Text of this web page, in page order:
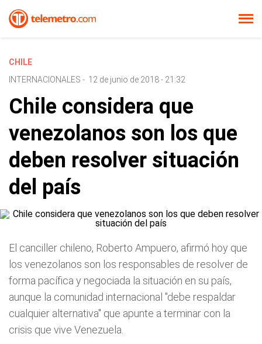
CHILE
INTERNACIONALES - 12 de junio de 2018 - 21:32
Chile considera que
venezolanos son los que
deben resolver situación
del país
El canciller chileno, Roberto Ampuero, afirmó hoy que
los venezolanos son los responsables de resolver de
forma pacífica y negociada la situación en su país,
aunque la comunidad internacional "debe respaldar
cualquier alternativa" que apunte a terminar con la
crisis que vive Venezuela.